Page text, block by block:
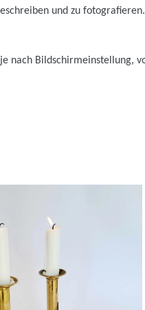
und zu
nach Bildschirmeinstellung,